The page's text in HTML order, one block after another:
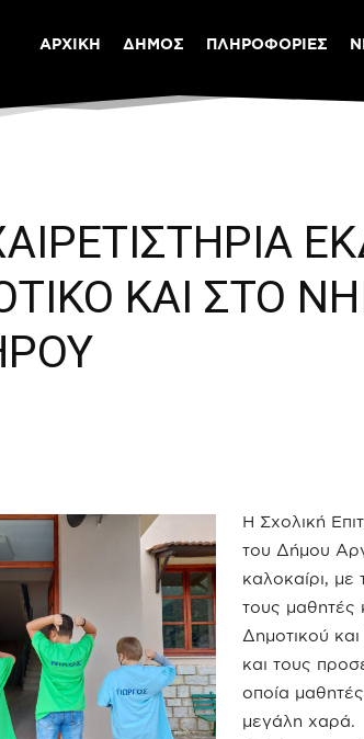
ΑΡΧΙΚΗ ΔΗΜΟΣ ΠΛΗΡΟΦΟΡΙΕΣ
ΚΑΙ ΣΤΟ
Η Σχολική
του Δήμου
καλοκαίρι, με
τους μαθητές
Δημοτικού
και τους
οποία
μεγάλη χαρά.